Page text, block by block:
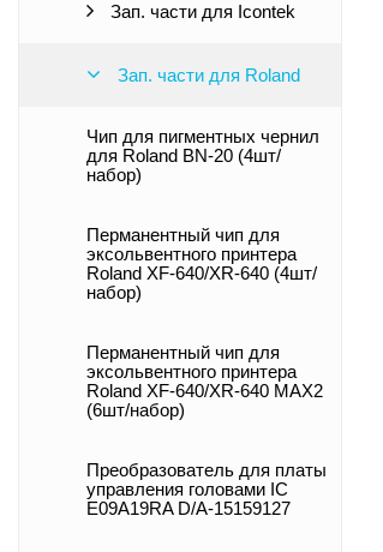
Зап. части для Icontek
Зап. части для Roland
Чип для пигментных чернил
для Roland BN-20 (4шт/
набор)
Перманентный чип для
эксольвентного принтера
Roland XF-640/XR-640 (4шт/
набор)
Перманентный чип для
эксольвентного принтера
Roland XF-640/XR-640 MAX2
(6шт/набор)
Преобразователь для платы
управления головами IC
E09A19RA D/A-15159127